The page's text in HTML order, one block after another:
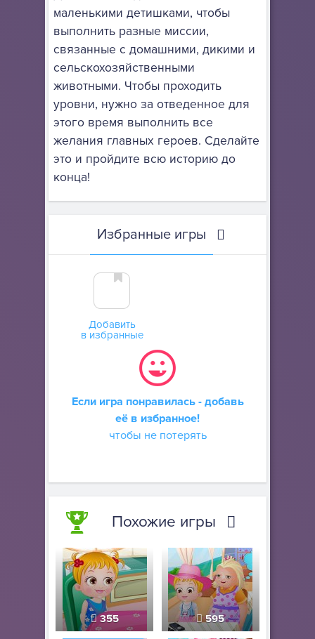
маленькими детишками, чтобы
выполнить разные миссии,
связанные с домашними, дикими и
сельскохозяйственными
животными. Чтобы проходить
уровни, нужно за отведенное для
этого время выполнить все
желания главных героев. Сделайте
это и пройдите всю историю до
конца!
Избранные игры
Добавить
в избранные
Если игра понравилась - добавь
её в избранное!
чтобы не потерять
Похожие игры
355 595